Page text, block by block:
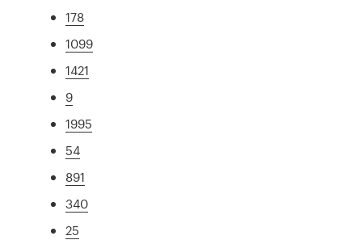
178
1099
1421
9
1995
54
891
340
25